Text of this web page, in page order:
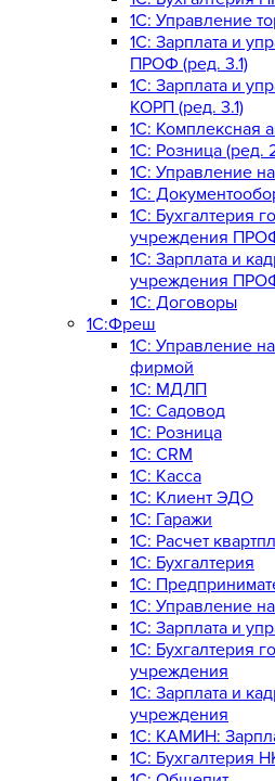
1C: Управление
1C: Зарплата и
ПРОФ (ред. 3.1)
1C: Зарплата и
КОРП (ред. 3.1)
1C: Комплексная
1С: Розница (ред.
1С: Управление
1С:
1C: Бухгалтерия
учреждения
1C: Зарплата и
учреждения
1С: Договоры
1С:Фреш
1С: Управление
фирмой
1С: МДЛП
1С: Садовод
1С: Розница
1C: CRM
1C: Касса
1С: Клиент ЭДО
1С: Гаражи
1C: Расчет
1C: Бухгалтерия
1C:
1C: Управление
1C: Зарплата и
1C: Бухгалтерия
учреждения
1C: Зарплата и
учреждения
1C: КАМИН:
1C: Бухгалтерия